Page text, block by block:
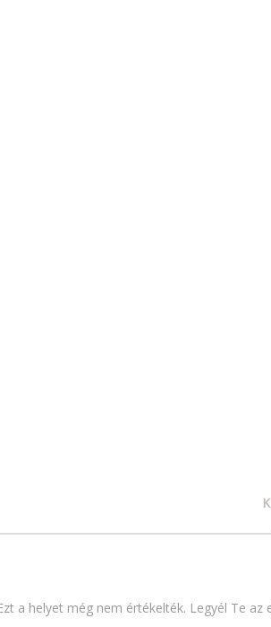
a helyet még nem értékelték. Legyél Te az